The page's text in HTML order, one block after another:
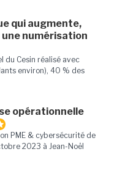
qui augmente,
numérisation
du Cesin réalisé avec
environ), 40 % des
opérationnelle
PME & cybersécurité de
2023 à Jean-Noël